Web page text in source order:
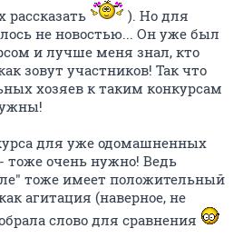
рассказать
). Но для
не новостью... Он уже был
и лучше меня знал, кто
зовут участников! Так что
хозяев к таким конкурсам
для уже одомашненных
очень нужно! Ведь
тоже имеет положительный
агитация (наверное, не
слово для сравнения